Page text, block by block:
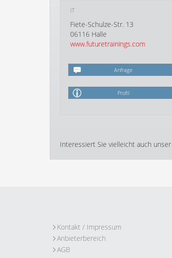
IT
Fiete-Schulze-Str. 13
06116 Halle
www.futuretrainings.com
Anfrage
Profil
Interessiert Sie vielleicht auch unser
Kontakt / Impressum
Anbieterbereich
AGB